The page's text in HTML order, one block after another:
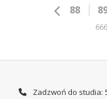
88
Zadzwoń do studia: